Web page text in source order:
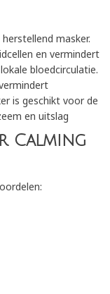
masker.
en vermindert
bloedcirculatie.
is geschikt voor de
en uitslag
Calming